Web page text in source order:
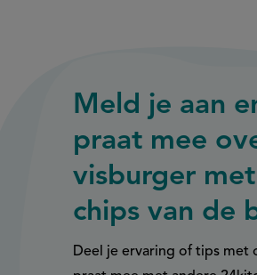
Meld je aan
praat mee
visburger met
chips van de
Deel je ervaring of tips met